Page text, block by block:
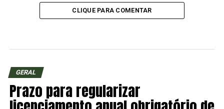
CLIQUE PARA COMENTAR
GERAL
Prazo para regularizar